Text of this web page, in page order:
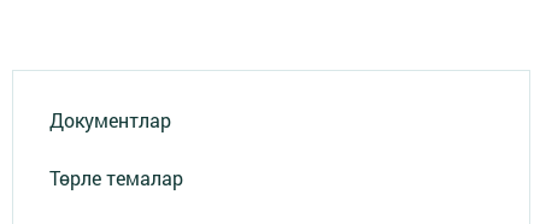
Документлар
Төрле темалар